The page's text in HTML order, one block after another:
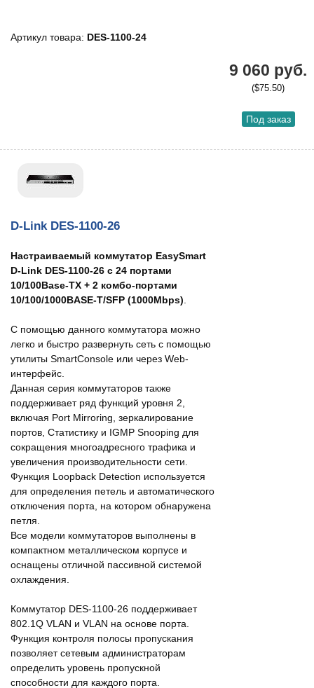
Артикул товара: DES-1100-24
9 060 руб.
($75.50)
Под заказ
D-Link DES-1100-26
Настраиваемый коммутатор EasySmart
D-Link DES-1100-26 с 24 портами
10/100Base-TX + 2 комбо-портами
10/100/1000BASE-T/SFP (1000Mbps)
С помощью данного коммутатора можно
легко и быстро развернуть сеть с помощью
утилиты SmartConsole или через Web-
интерфейс.
Данная серия коммутаторов также
поддерживает ряд функций уровня 2,
включая Port Mirroring, зеркалирование
портов, Статистику и IGMP Snooping для
сокращения многоадресного трафика и
увеличения производительности сети.
Функция Loopback Detection используется
для определения петель и автоматического
отключения порта, на котором обнаружена
петля.
Все модели коммутаторов выполнены в
компактном металлическом корпусе и
оснащены отличной пассивной системой
охлаждения.
Коммутатор DES-1100-26 поддерживает
802.1Q VLAN и VLAN на основе порта.
Функция контроля полосы пропускания
позволяет сетевым администраторам
определить уровень пропускной
способности для каждого порта.